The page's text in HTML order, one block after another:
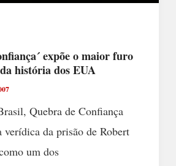
expõe o maior furo
história dos EUA
Quebra de Confiança
verídica da prisão de Robert
um dos